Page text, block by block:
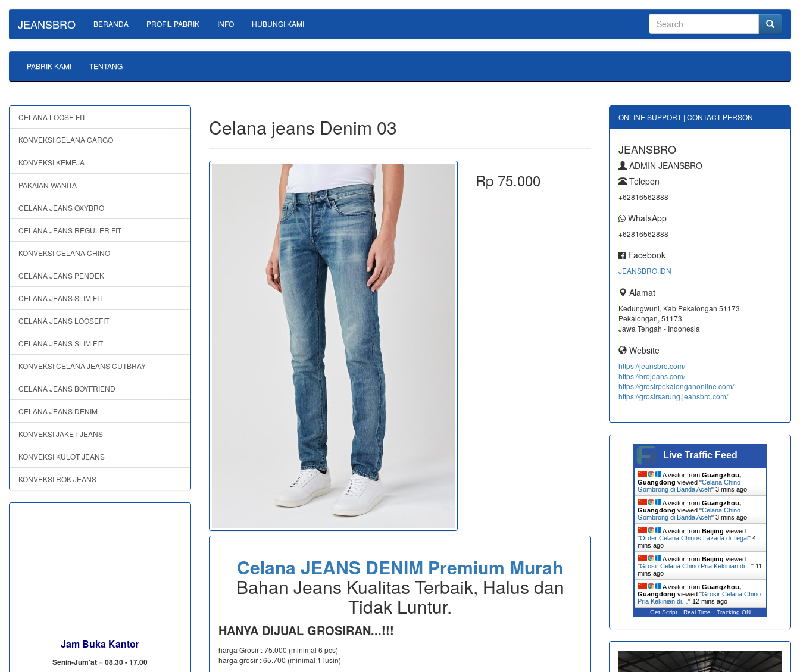
JEANSBRO BERANDA PROFIL PABRIK INFO HUBUNGI KAMI
PABRIK KAMI TENTANG
Celana jeans Denim 03
Rp 75.000
Celana JEANS DENIM Premium Murah
Bahan Jeans Kualitas Terbaik, Halus dan
Tidak Luntur.
HANYA DIJUAL GROSIRAN...!!!
harga Grosir : 75.000 (minimal 6 pcs)
harga grosir : 65.700 (minimal 1 lusin)
CELANA LOOSE FIT
KONVEKSI CELANA CARGO
KONVEKSI KEMEJA
PAKAIAN WANITA
CELANA JEANS OXYBRO
CELANA JEANS REGULER FIT
KONVEKSI CELANA CHINO
CELANA JEANS PENDEK
CELANA JEANS SLIM FIT
CELANA JEANS LOOSEFIT
CELANA JEANS SLIM FIT
KONVEKSI CELANA JEANS CUTBRAY
CELANA JEANS BOYFRIEND
CELANA JEANS DENIM
KONVEKSI JAKET JEANS
KONVEKSI KULOT JEANS
KONVEKSI ROK JEANS
Jam Buka Kantor
Senin-Jum'at = 08.30 - 17.00
ONLINE SUPPORT | CONTACT PERSON
JEANSBRO
ADMIN JEANSBRO
Telepon
+62816562888
WhatsApp
+62816562888
Facebook
JEANSBRO.IDN
Alamat
Kedungwuni, Kab Pekalongan 51173
Pekalongan, 51173
Jawa Tengah - Indonesia
Website
https://jeansbro.com/
https://brojeans.com/
https://grosirpekalonganonline.com/
https://grosirsarung.jeansbro.com/
Live Traffic Feed
A visitor from Guangzhou,
Guangdong viewed "Celana Chino
Gombrong di Banda Aceh" 3 mins ago
A visitor from Guangzhou,
Guangdong viewed "Celana Chino
Gombrong di Banda Aceh" 3 mins ago
A visitor from Beijing viewed
"Order Celana Chinos Lazada di Tegal" 4
mins ago
A visitor from Beijing viewed
"Grosir Celana Chino Pria Kekinian di… " 11
mins ago
A visitor from Guangzhou,
Guangdong viewed "Grosir Celana Chino
Pria Kekinian di… " 12 mins ago
Get Script Real Time Tracking ON